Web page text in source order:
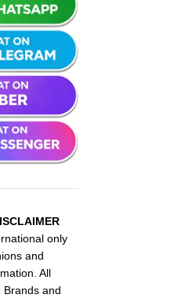
only
and
All
Brands and